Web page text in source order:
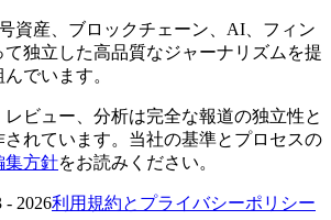
資産、ブロックチェーン、AI、フィン
独立した高品質なジャーナリズムを提
でいます。
ビュー、分析は完全な報道の独立性と
れています。当社の基準とプロセスの
集方針をお読みください。
- 2026利用規約とプライバシーポリシー